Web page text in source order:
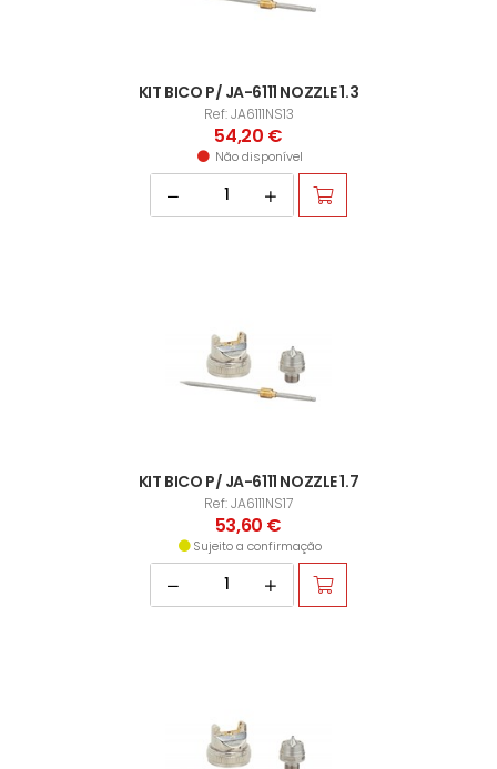
KIT BICO P/ JA-6111 NOZZLE 1.3
Ref: JA6111NS13
54,20 €
Não disponível
KIT BICO P/ JA-6111 NOZZLE 1.7
Ref: JA6111NS17
53,60 €
Sujeito a confirmação